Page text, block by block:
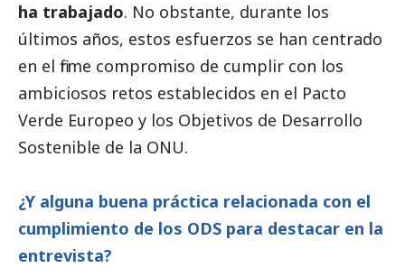
ha trabajado. No obstante, durante los
últimos años, estos esfuerzos se han centrado
en el firme compromiso de cumplir con los
ambiciosos retos establecidos en el Pacto
Verde Europeo y los Objetivos de Desarrollo
Sostenible de la ONU.
¿Y alguna buena práctica relacionada con el
cumplimiento de los ODS para destacar en la
entrevista?